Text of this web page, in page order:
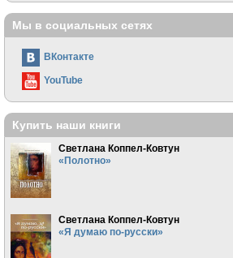
Мы в социальных сетях
ВКонтакте
YouTube
Купить наши книги
Светлана Коппел-Ковтун
«Полотно»
Светлана Коппел-Ковтун
«Я думаю по-русски»